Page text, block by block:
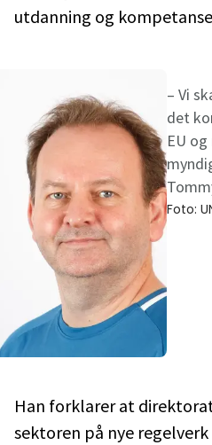
utdanning og
– Vi
det
EU
Foto:
Han forklarer at
sektoren på nye regelverk